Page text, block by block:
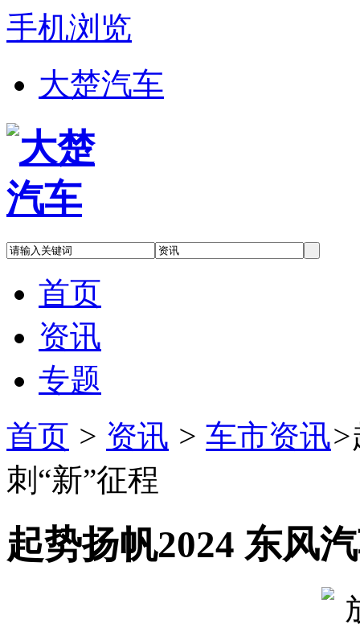
手机浏览
大楚汽车
首页
资讯
专题
首页 > 资讯 > 车市资讯>
刺“新”征程
起势扬帆2024 东风